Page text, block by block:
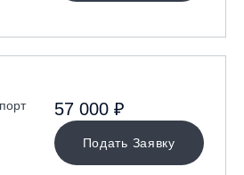
Подать Заявку
57 000 ₽